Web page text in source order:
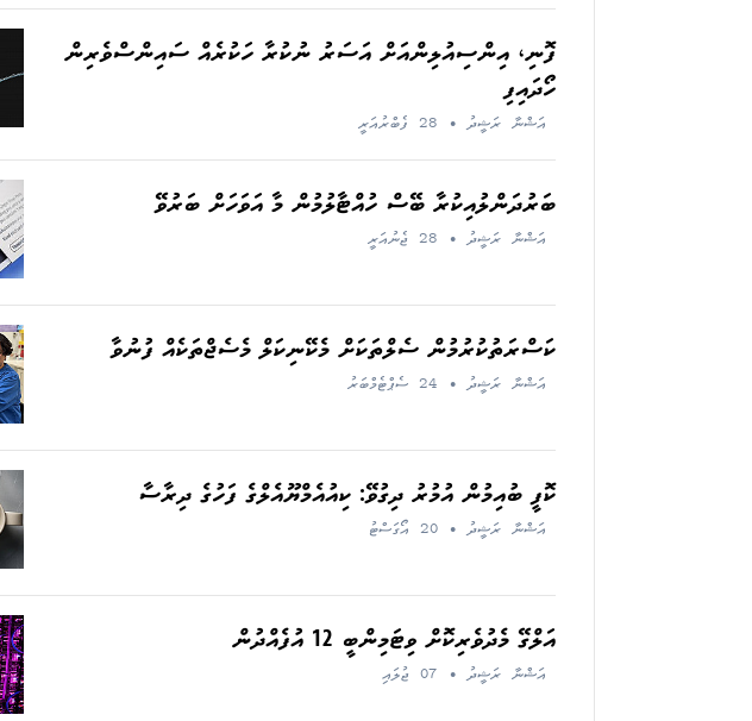
ފޮނި، އިންސިއުލިންއަށް އަސަރު ނުކުރާ ހަކުރެއް ސައިންސްވެރިން
ހޯދައިފި
އަޝްނާ ރަޝީދު •
ބަރުދަންލުއިކުރާ ބޭސް ހުއްޓާލުމުން މާ އަވަހަށް ބަރުވޭ
އަޝްނާ ރަޝީދު •
ކަސްރަތުކުރުމުން ސެލްތަކަށް މެކޭނިކަލް މެސެޖްތަކެއް ފުނުވާ
އަޝްނާ ރަޝީދު •
ކޮފީ ބުއިމުން އުމުރު ދިގުވޭ: ކިއުއެމްޔޫއެލްގެ ފަހުގެ ދިރާސާ
އަޝްނާ ރަޝީދު •
އަލްގޭ މެދުވެރިކޮށް ވިޓަމިންބީ 12 އުފެއްދުން
އަޝްނާ ރަޝީދު •